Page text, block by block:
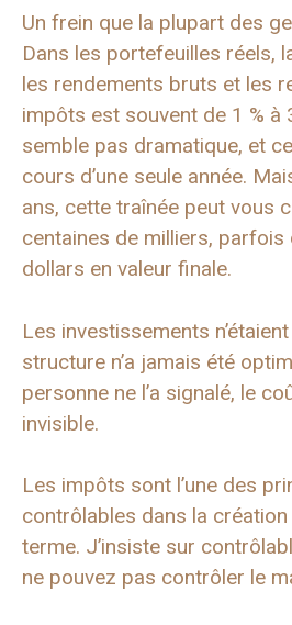
Un frein que la plupart des
Dans les portefeuilles réels,
les rendements bruts et les
impôts est souvent de 1 % à
semble pas dramatique, et
cours d’une seule année.
ans, cette traînée peut vous
centaines de milliers, parfois
dollars en valeur finale.
Les investissements
structure n’a jamais été
personne ne l’a signalé, le
invisible.
Les impôts sont l’une des
contrôlables dans la
terme. J’insiste sur
ne pouvez pas contrôler le